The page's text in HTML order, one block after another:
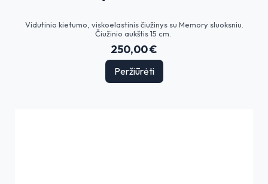
Vidutinio kietumo, viskoelastinis čiužinys su Memory sluoksniu.
Čiužinio aukštis 15 cm.
250,00 €
Peržiūrėti